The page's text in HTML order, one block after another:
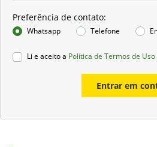
Preferência de contato:
Whatsapp Telefone
Li e aceito a Política de Termos de
Entrar em